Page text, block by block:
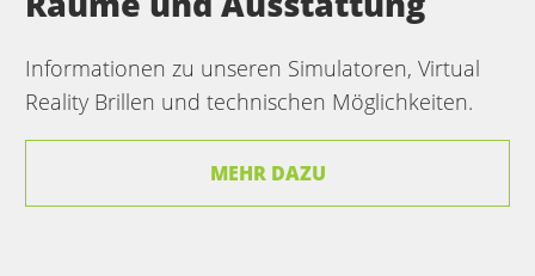
Informationen zu unseren Simulatoren, Virtual
Reality Brillen und technischen Möglichkeiten.
MEHR DAZU